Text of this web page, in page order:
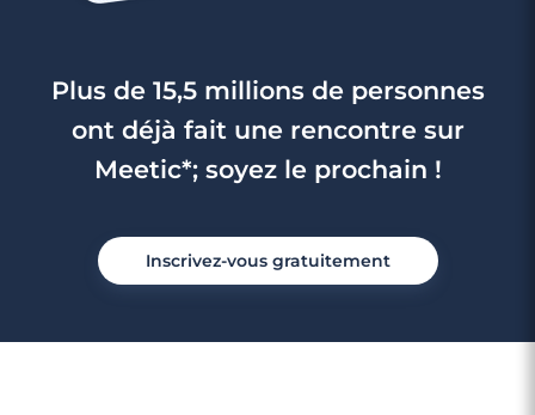
Plus de 15,5 millions de personnes
ont déjà fait une rencontre sur
Meetic*; soyez le prochain !
Inscrivez-vous gratuitement